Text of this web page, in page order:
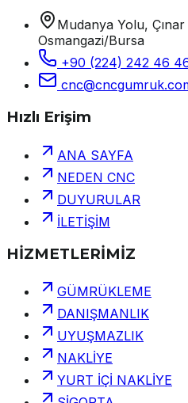
Mudanya Yolu,
Osmangazi/Bursa
+90 (224) 242 46
Hızlı Erişim
ANA SAYFA
NEDEN CNC
DUYURULAR
İLETİŞİM
HİZMETLERİMİZ
GÜMRÜKLEME
DANIŞMANLIK
UYUŞMAZLIK
NAKLİYE
YURT İÇİ NAKLİYE